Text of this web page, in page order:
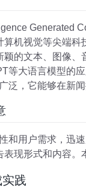
Generated
算机视觉等尖端科
的文本、图像、
等大语言模型的
泛，它能够在新
和用户需求，迅
表现形式和内容。
践